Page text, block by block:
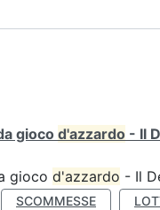
gioco d'azzardo - Il
gioco d'azzardo - Il
SCOMMESSE